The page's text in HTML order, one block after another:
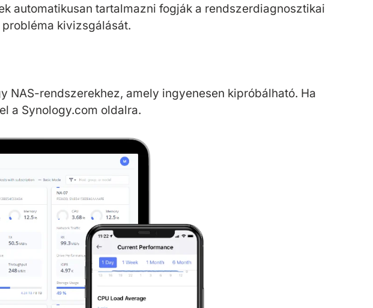
automatikusan tartalmazni fogják a rendszerdiagnosztikai
kivizsgálását.
NAS-rendszerekhez, amely ingyenesen kipróbálható. Ha
a Synology.com oldalra.